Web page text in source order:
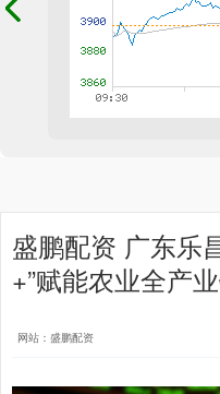
盛鹏配资 广东乐
+”赋能农业全产
网站：盛鹏配资